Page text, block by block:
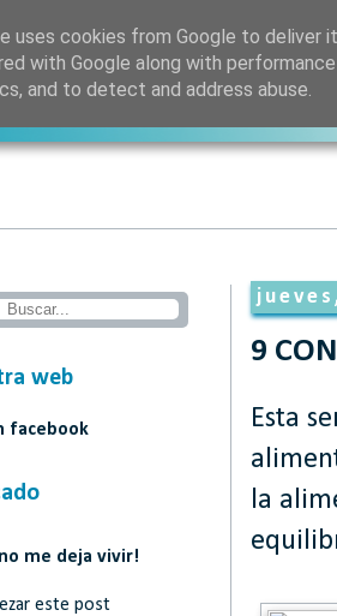
9
Esta
la
web
no me deja vivir!
este post
uses cookies from Google to deliver
with Google along with
and to detect and address abuse.